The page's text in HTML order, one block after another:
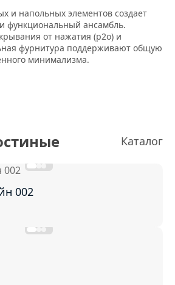
и напольных элементов создает
функциональный ансамбль.
от нажатия (p2o) и
фурнитура поддерживают общую
минимализма.
Каталог
002